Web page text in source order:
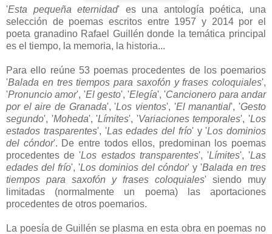
'Esta pequeña eternidad' es una antología poética, una
selección de poemas escritos entre 1957 y 2014 por el
poeta granadino Rafael Guillén donde la temática principal
es el tiempo, la memoria, la historia...
Para ello reúne 53 poemas procedentes de los poemarios
'Balada en tres tiempos para saxofón y frases coloquiales',
'Pronuncio amor', 'El gesto', 'Elegía', 'Cancionero para andar
por el aire de Granada', 'Los vientos', 'El manantial', 'Gesto
segundo', 'Moheda', 'Límites', 'Variaciones temporales', 'Los
estados trasparentes', 'Las edades del frío' y 'Los dominios
del cóndor'. De entre todos ellos, predominan los poemas
procedentes de 'Los estados transparentes', 'Límites', 'Las
edades del frío', 'Los dominios del cóndor' y 'Balada en tres
tiempos para saxofón y frases coloquiales' siendo muy
limitadas (normalmente un poema) las aportaciones
procedentes de otros poemarios.
La poesía de Guillén se plasma en esta obra en poemas no